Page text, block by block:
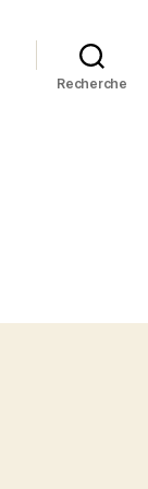
Recherche